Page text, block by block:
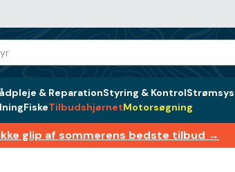
& ReparationStyring & Kontrol
FiskeTilbudshjørnetMotorsøgning
glip af sommerens bedste tilbud →